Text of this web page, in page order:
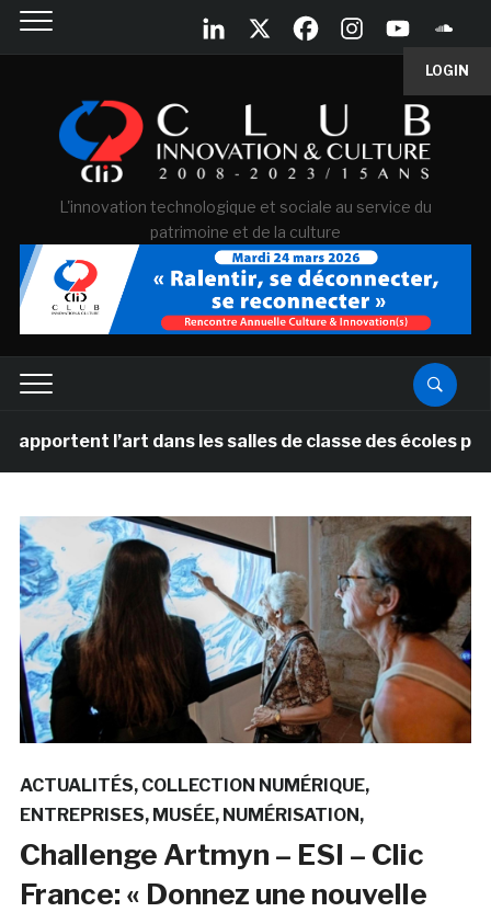
LOGIN
L'innovation technologique et sociale au service du
patrimoine et de la culture
l’art dans les salles de classe des écoles primaires
ACTUALITÉS COLLECTION NUMÉRIQUE
ENTREPRISES MUSÉE NUMÉRISATION
Challenge Artmyn – ESI – Clic
France: « Donnez une nouvelle